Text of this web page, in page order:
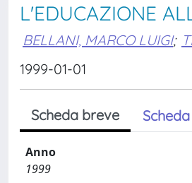
L'EDUCAZIONE
BELLANI, MARCO LUIGI;
1999-01-01
Scheda breve
Anno
1999